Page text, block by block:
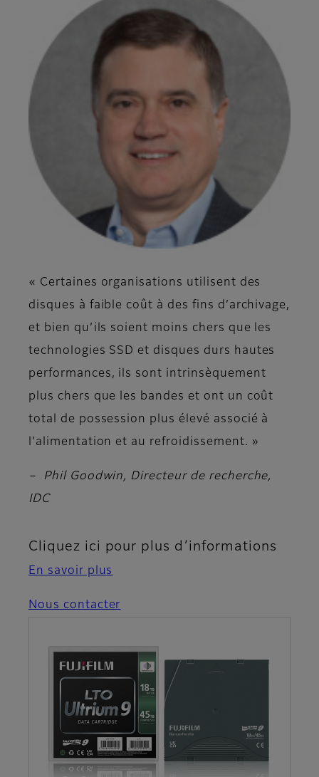
« Certaines organisations utilisent des
disques à faible coût à des fins d’archivage,
et bien qu’ils soient moins chers que les
technologies SSD et disques durs hautes
performances, ils sont intrinsèquement
plus chers que les bandes et ont un coût
total de possession plus élevé associé à
l’alimentation et au refroidissement. »
– Phil Goodwin, Directeur de recherche,
IDC
Cliquez ici pour plus d’informations
En savoir plus
Nous contacter